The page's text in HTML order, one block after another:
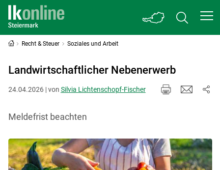
Recht & Steuer Soziales und Arbeit
Landwirtschaftlicher Nebenerwerb
24.04.2026 | von Silvia Lichtenschopf-Fischer
Meldefrist beachten